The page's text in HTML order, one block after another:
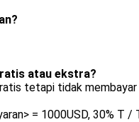
atau ekstra?
tetapi tidak membayar
= 1000USD, 30% T